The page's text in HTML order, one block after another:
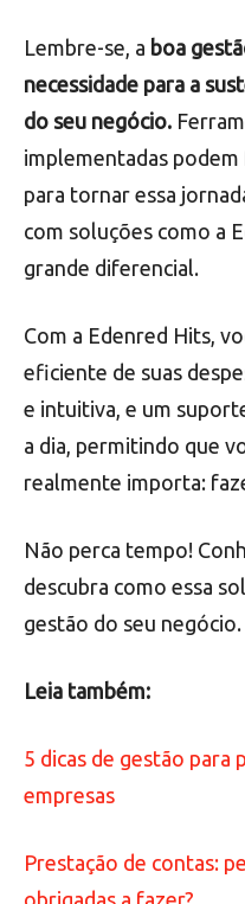
Lembre-se, a boa
necessidade para a
do seu negócio.
implementadas
para tornar essa
com soluções como a
grande diferencial.
Com a Edenred Hits,
eficiente de suas
e intuitiva, e um
a dia, permitindo que
realmente importa:
Não perca tempo!
descubra como essa
gestão do seu negócio.
Leia também:
5 dicas de gestão para
empresas
Prestação de contas:
obrigadas a fazer?